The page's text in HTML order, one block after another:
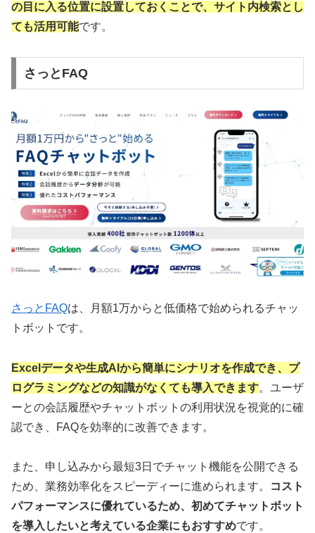
の目に入る位置に設置しておくことで、サイト内検索とし
ても活用可能です。
さっとFAQ
さっとFAQは、月額1万からと低価格で始められるチャッ
トボットです。
Excelデータや生成AIから簡単にシナリオを作成でき、プ
ログラミングなどの知識がなくても導入できます。ユーザ
ーとの会話履歴やチャットボットの利用状況を視覚的に確
認でき、FAQを効率的に改善できます。
また、申し込みから最短3日でチャット機能を公開できる
ため、業務効率化をスピーディーに進められます。
コスト
パフォーマンスに優れているため、初めてチャットボット
を導入したいと考えている企業にもおすすめです。